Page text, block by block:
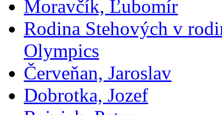
Moravčík, Ľubomír
Rodina Stehových v
Olympics
Červeňan, Jaroslav
Dobrotka, Jozef